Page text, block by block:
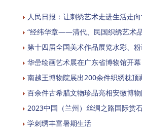
人民日报：让刺绣艺术走进生活走
“经纬华章——清代、民国织绣艺术
第十四届全国美术作品展览水彩、
华嵒绘画艺术展在广东省博物馆开幕
南越王博物院展出200余件织绣枕顶
百余件古希腊文物珍品亮相安徽博
2023中国（兰州）丝绸之路国际赏
学刺绣丰富暑期生活